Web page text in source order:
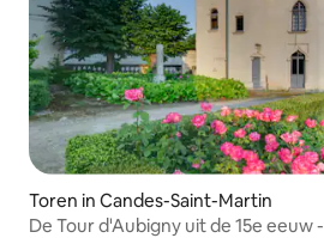
Toren in Candes-Saint-Martin
De Tour d'Aubigny uit de 15e eeuw